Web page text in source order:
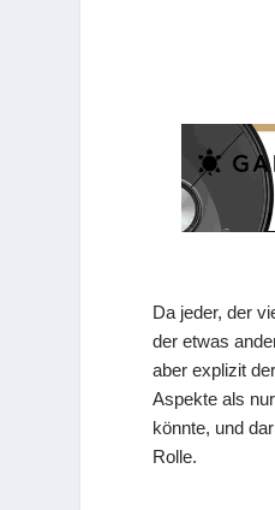
Da jeder, der
der etwas
aber explizit
Aspekte als
könnte, und
Rolle.